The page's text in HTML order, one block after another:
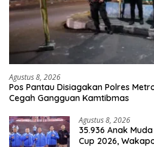
Agustus 8, 2026
Pos Pantau Disiagakan Polres
Cegah Gangguan Kamtibmas
Agustus 8, 2026
35.936 Anak
Cup 2026,